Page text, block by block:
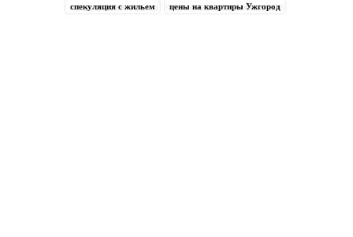
спекуляция с жильем цены на квартиры Ужгород